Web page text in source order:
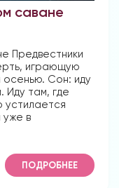
саване
Предвестники
играющую
Сон: иду
Иду там, где
устилается
уже в
ПОДРОБНЕЕ